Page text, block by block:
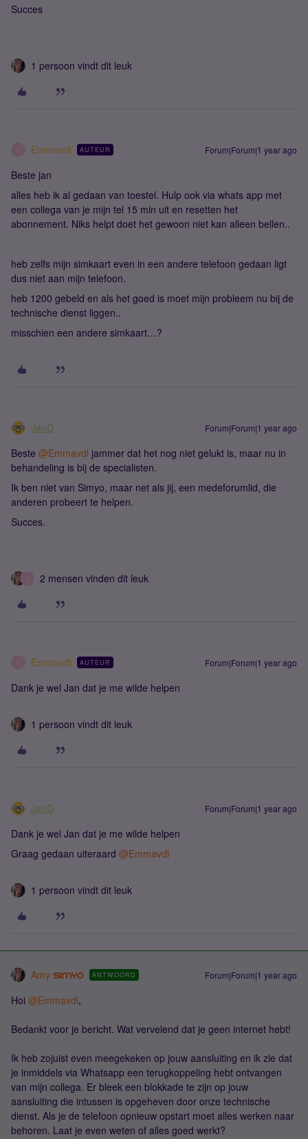
Succes
1 persoon vindt dit leuk
Emmavdl AUTEUR Forum|Forum|1 year ago
Beste jan
alles heb ik al gedaan van toestel. Hulp ook via whats app met
een collega van je mijn tel 15 min uit en resetten het
abonnement. Niks helpt doet het gewoon niet kan alleen bellen..
heb zelfs mijn simkaart even in een andere telefoon gedaan ligt
dus niet aan mijn telefoon.
heb 1200 gebeld en als het goed is moet mijn probleem nu bij de
technische dienst liggen..
misschien een andere simkaart…?
JanD Forum|Forum|1 year ago
Beste ​ @Emmavdl jammer dat het nog niet gelukt is, maar nu in
behandeling is bij de specialisten.
Ik ben niet van Simyo, maar net als jij, een medeforumlid, die
anderen probeert te helpen.
Succes.
2 mensen vinden dit leuk
Emmavdl AUTEUR Forum|Forum|1 year ago
Dank je wel Jan dat je me wilde helpen
1 persoon vindt dit leuk
JanD Forum|Forum|1 year ago
Dank je wel Jan dat je me wilde helpen
Graag gedaan uiteraard ​ @Emmavdl
1 persoon vindt dit leuk
Amy ANTWOORD Forum|Forum|1 year ago
Hoi ​ @Emmavdl,
Bedankt voor je bericht. Wat vervelend dat je geen internet hebt!
Ik heb zojuist even meegekeken op jouw aansluiting en ik zie dat
je inmiddels via Whatsapp een terugkoppeling hebt ontvangen
van mijn collega. Er bleek een blokkade te zijn op jouw
aansluiting die intussen is opgeheven door onze technische
dienst. Als je de telefoon opnieuw opstart moet alles werken naar
behoren. Laat je even weten of alles goed werkt?